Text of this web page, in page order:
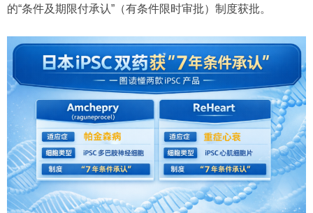
的“条件及期限付承认”（有条件限时审批）制度获批。